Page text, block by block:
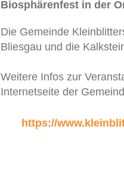
Biosphärenfest in der
Die Gemeinde
Bliesgau und die
Weitere Infos zur
Internetseite der
https://